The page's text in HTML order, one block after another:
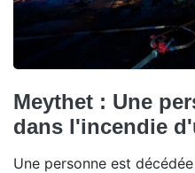
Meythet : Une
dans l'incendie
Une personne est